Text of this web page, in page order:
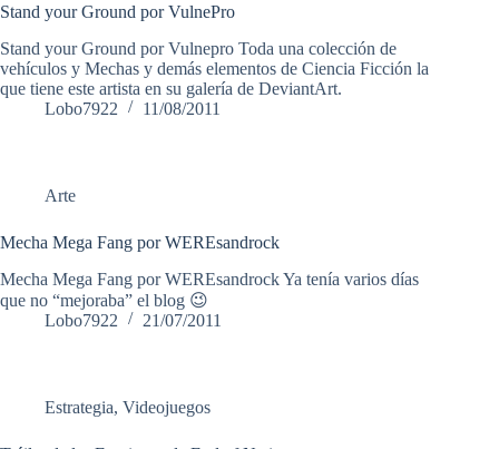
Stand your Ground por VulnePro
Stand your Ground por Vulnepro Toda una colección de
vehículos y Mechas y demás elementos de Ciencia Ficción la
que tiene este artista en su galería de DeviantArt.
Lobo7922
11/08/2011
Arte
Mecha Mega Fang por WEREsandrock
Mecha Mega Fang por WEREsandrock Ya tenía varios días
que no “mejoraba” el blog 😉
Lobo7922
21/07/2011
Estrategia, Videojuegos